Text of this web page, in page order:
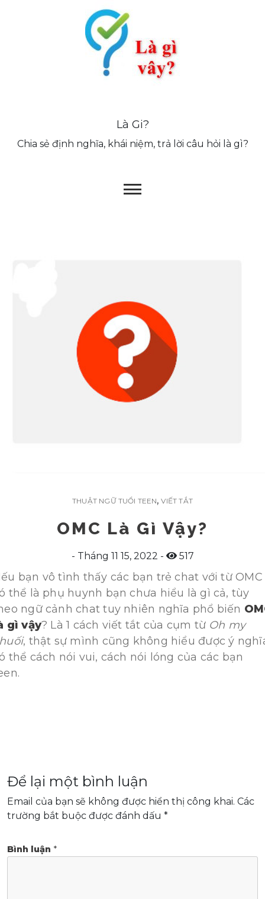
Là Gi?
Chia sẻ định nghĩa, khái niệm, trả lời câu hỏi là gì?
THUẬT NGỮ TUỔI TEEN,VIẾT TẮT
OMC Là Gì Vậy?
Tháng 11 15, 2022 517
bạn vô tình thấy các bạn trẻ chat với từ OMC
thể là phụ huynh bạn chưa hiểu là gì cả, tùy
ngữ cảnh chat tuy nhiên nghĩa phổ biến
gì vậy? Là 1 cách viết tắt của cụm từ Oh my
, thật sự mình cũng không hiểu được ý
thể cách nói vui, cách nói lóng của các bạn
Để lại một bình luận
Email của bạn sẽ không được hiển thị công khai. Các
trường bắt buộc được đánh dấu *
Bình luận *